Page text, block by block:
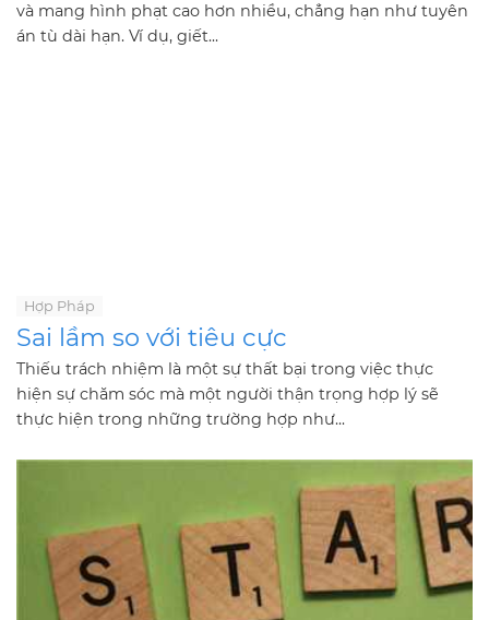
và mang hình phạt cao hơn nhiều, chẳng hạn như tuyên
án tù dài hạn. Ví dụ, giết...
Hợp Pháp
Sai lầm so với tiêu cực
Thiếu trách nhiệm là một sự thất bại trong việc thực
hiện sự chăm sóc mà một người thận trọng hợp lý sẽ
thực hiện trong những trường hợp như...